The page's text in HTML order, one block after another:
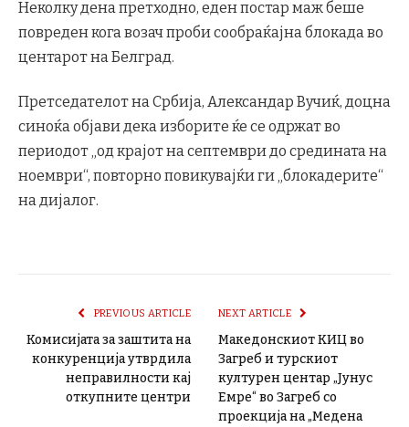
Неколку дена претходно, еден постар мажбеше
повреден кога возач проби сообраќајна блокада во
центарот на Белград.
Претседателот на Србија, Александар Вучиќ, доцна
синоќа објави дека изборите ќе се одржат во
периодот „од крајот на септември до средината на
ноември“, повторно повикувајќи ги „блокадерите“
на дијалог.
PREVIOUS ARTICLE
Комисијата за заштита на
конкуренција утврдила
неправилности кај
откупните центри
NEXT ARTICLE
Македонскиот КИЦ во
Загреб и турскиот
културен центар „Јунус
Емре“ во Загреб со
проекција на „Медена